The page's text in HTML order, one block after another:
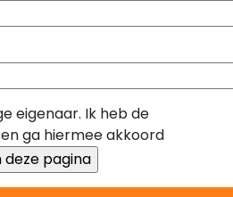
eigenaar. Ik heb de
en ga hiermee akkoord